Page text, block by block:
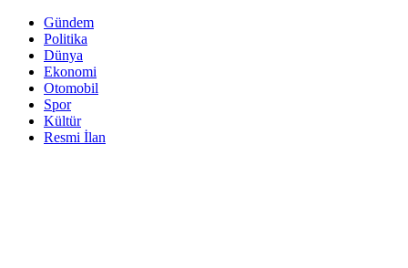
Gündem
Politika
Dünya
Ekonomi
Otomobil
Spor
Kültür
Resmi İlan